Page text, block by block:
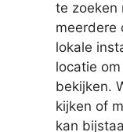
te zoeken
meerdere
lokale
locatie
bekijken.
kijken of
kan